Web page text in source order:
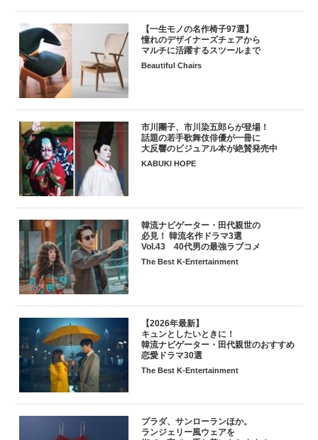
【一生モノの名作椅子97選】
憧れのデザイナーズチェアから
マルチに活躍するスツールまで
Beautiful Chairs
市川團子、市川染五郎らが登場！
話題の若手歌舞伎俳優が一冊に
大反響のビジュアル本が絶賛発売中
KABUKI HOPE
韓流ナビゲーター・田代親世の
必見！ 韓流名作ドラマ3選
Vol.43 40代男の最強ラブコメ
The Best K-Entertainment
【2026年最新】
キュンとしたいときに！
韓流ナビゲーター・田代親世のおすすめ
恋愛ドラマ30選
The Best K-Entertainment
プラダ、サンローランほか。
ランジェリー風ウェアを